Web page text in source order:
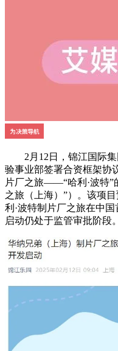
2月12日，锦江国际集
验事业部签署合资框架协
片厂之旅——“哈利·波特”
之旅（上海）”）。该项
利·波特制片厂之旅在中
启动仍处于监管审批阶段。